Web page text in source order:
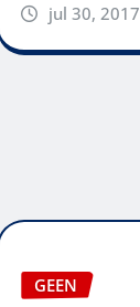
jul 30, 2017
GEEN